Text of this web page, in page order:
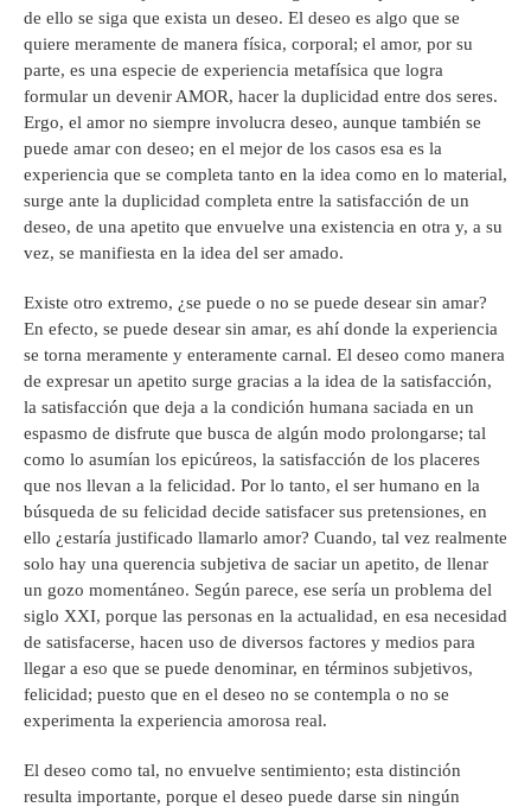
de ello se siga que exista un deseo. El deseo es algo que se
quiere meramente de manera física, corporal; el amor, por su
parte, es una especie de experiencia metafísica que logra
formular un devenir AMOR, hacer la duplicidad entre dos seres.
Ergo, el amor no siempre involucra deseo, aunque también se
puede amar con deseo; en el mejor de los casos esa es la
experiencia que se completa tanto en la idea como en lo material,
surge ante la duplicidad completa entre la satisfacción de un
deseo, de una apetito que envuelve una existencia en otra y, a su
vez, se manifiesta en la idea del ser amado.
Existe otro extremo, ¿se puede o no se puede desear sin amar?
En efecto, se puede desear sin amar, es ahí donde la experiencia
se torna meramente y enteramente carnal. El deseo como manera
de expresar un apetito surge gracias a la idea de la satisfacción,
la satisfacción que deja a la condición humana saciada en un
espasmo de disfrute que busca de algún modo prolongarse; tal
como lo asumían los epicúreos, la satisfacción de los placeres
que nos llevan a la felicidad. Por lo tanto, el ser humano en la
búsqueda de su felicidad decide satisfacer sus pretensiones, en
ello ¿estaría justificado llamarlo amor? Cuando, tal vez realmente
solo hay una querencia subjetiva de saciar un apetito, de llenar
un gozo momentáneo. Según parece, ese sería un problema del
siglo XXI, porque las personas en la actualidad, en esa necesidad
de satisfacerse, hacen uso de diversos factores y medios para
llegar a eso que se puede denominar, en términos subjetivos,
felicidad; puesto que en el deseo no se contempla o no se
experimenta la experiencia amorosa real.
El deseo como tal, no envuelve sentimiento; esta distinción
resulta importante, porque el deseo puede darse sin ningún